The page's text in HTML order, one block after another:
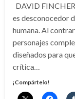
DAVID
es desconocedor
humana. Al
personajes
diseñados para
crítica…
¡Compártelo!